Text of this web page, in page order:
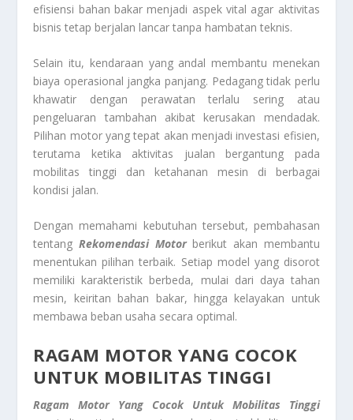
efisiensi bahan bakar menjadi aspek vital agar aktivitas
bisnis tetap berjalan lancar tanpa hambatan teknis.
Selain itu, kendaraan yang andal membantu menekan
biaya operasional jangka panjang. Pedagang tidak perlu
khawatir dengan perawatan terlalu sering atau
pengeluaran tambahan akibat kerusakan mendadak.
Pilihan motor yang tepat akan menjadi investasi efisien,
terutama ketika aktivitas jualan bergantung pada
mobilitas tinggi dan ketahanan mesin di berbagai
kondisi jalan.
Dengan memahami kebutuhan tersebut, pembahasan
tentangRekomendasi Motorberikut akan membantu
menentukan pilihan terbaik. Setiap model yang disorot
memiliki karakteristik berbeda, mulai dari daya tahan
mesin, keiritan bahan bakar, hingga kelayakan untuk
membawa beban usaha secara optimal.
RAGAM MOTOR YANG COCOK
UNTUK MOBILITAS TINGGI
Ragam Motor Yang Cocok Untuk Mobilitas Tinggi